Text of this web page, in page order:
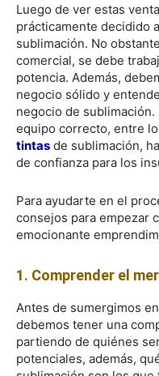
Luego de ver estas
prácticamente decidido
sublimación. No
comercial, se debe
potencia. Además,
negocio sólido y
negocio de
equipo correcto, entre
tintas de sublimación,
de confianza para los
Para ayudarte en el
consejos para empezar
emocionante
1. Comprender el
Antes de sumergimos
debemos tener una
partiendo de quiénes
potenciales, además,